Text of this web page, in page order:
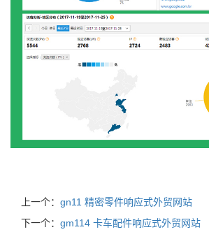
上一个： gn11 精密零件响应式外贸网站
下一个： gm114 卡车配件响应式外贸网站